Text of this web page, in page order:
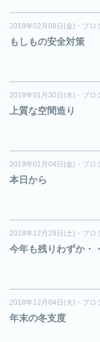
2019年02月08日(金) ・ ブロ
もしもの安全対策
2019年01月30日(水) ・ ブロ
上質な空間造り
2019年01月04日(金) ・ ブロ
本日から
2018年12月29日(土) ・ ブロ
今年も残りわずか・
2018年12月04日(火) ・ ブロ
年末の冬支度